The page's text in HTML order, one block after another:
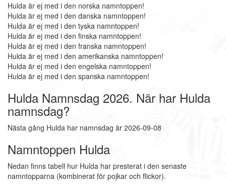
Hulda är ej med i den norska namntoppen!
Hulda är ej med i den danska namntoppen!
Hulda är ej med i den tyska namntoppen!
Hulda är ej med i den finska namntoppen!
Hulda är ej med i den franska namntoppen!
Hulda är ej med i den amerikanska namntoppen!
Hulda är ej med i den engelska namntoppen!
Hulda är ej med i den spanska namntoppen!
Hulda Namnsdag 2026. När har Hulda
namnsdag?
Nästa gång Hulda har namnsdag är 2026-09-08
Namntoppen Hulda
Nedan finns tabell hur Hulda har presterat i den senaste
namntopparna (kombinerat för pojkar och flickor).